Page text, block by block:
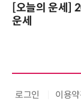
[오늘의 운세]
운세
로그인 이용